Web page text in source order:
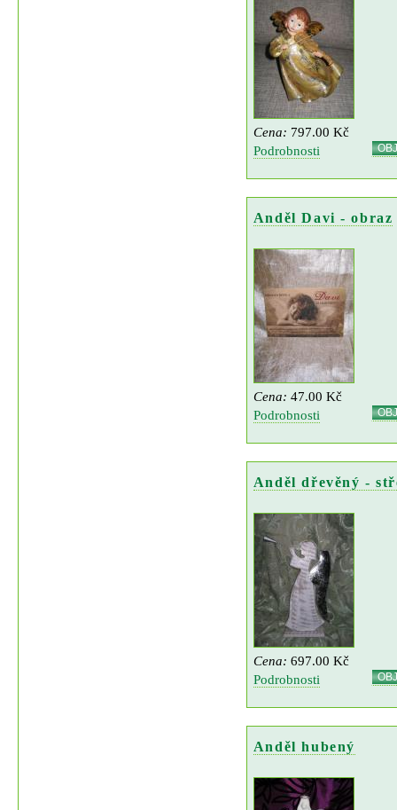
Cena: 797.00 Kč
Podrobnosti
Anděl Davi - obraz
Cena: 47.00 Kč
Podrobnosti
Anděl dřevěný -
Cena: 697.00 Kč
Podrobnosti
Anděl hubený